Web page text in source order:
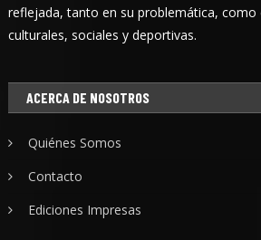
reflejada, tanto en su problemática, como
culturales, sociales y deportivas.
ACERCA DE NOSOTROS
Quiénes Somos
Contacto
Ediciones Impresas